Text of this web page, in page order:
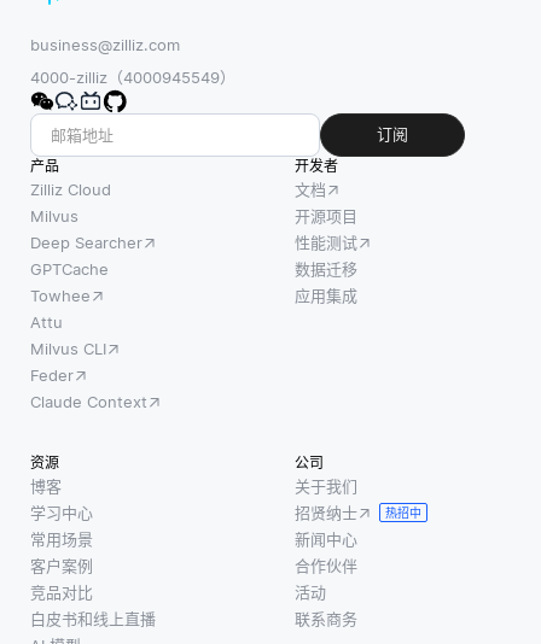
business@zilliz.com
4000-zilliz（4000945549）
订阅
产品
Zilliz Cloud
Milvus
Deep Searcher
GPTCache
Towhee
Attu
Milvus CLI
Feder
Claude Context
开发者
文档
开源项目
性能测试
数据迁移
应用集成
资源
博客
学习中心
常用场景
客户案例
竞品对比
白皮书和线上直播
公司
关于我们
招贤纳士
热招中
新闻中心
合作伙伴
活动
联系商务